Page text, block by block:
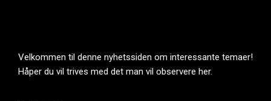
Velkommen til denne nyhetssiden om interessante temaer!
Håper du vil trives med det man vil observere her.